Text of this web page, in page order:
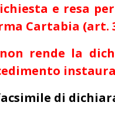
e resa
Cartabia (art.
non rende la
di